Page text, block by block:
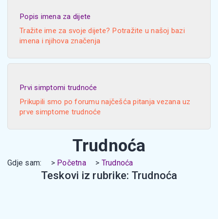
Popis imena za dijete
Tražite ime za svoje dijete? Potražite u našoj bazi
imena i njihova značenja
Prvi simptomi trudnoće
Prikupili smo po forumu najčešća pitanja vezana uz
prve simptome trudnoće
Trudnoća
Gdje sam: Početna Trudnoća
Teskovi iz rubrike: Trudnoća